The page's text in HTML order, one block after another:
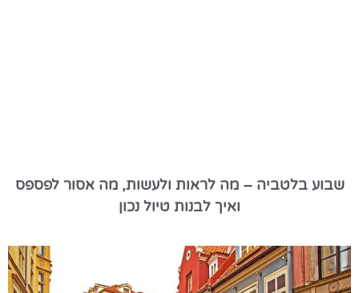
שבוע בלטביה – מה לראות ולעשות, מה אסור לפספס
ואיך לבנות טיול נכון